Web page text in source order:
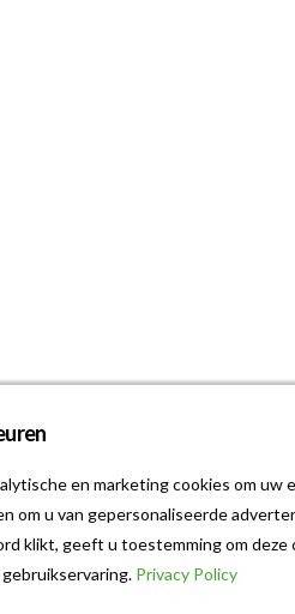
en marketing cookies om uw
om u van gepersonaliseerde
klikt, geeft u toestemming om deze
Privacy Policy